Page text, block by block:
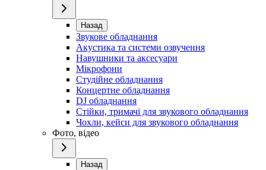
Назад
Звукове обладнання
Акустика та системи озвучення
Навушники та аксесуари
Мікрофони
Студійне обладнання
Концертне обладнання
DJ обладнання
Стійки, тримачі для звукового обладнання
Чохли, кейси для звукового обладнання
Фото, відео
Назад